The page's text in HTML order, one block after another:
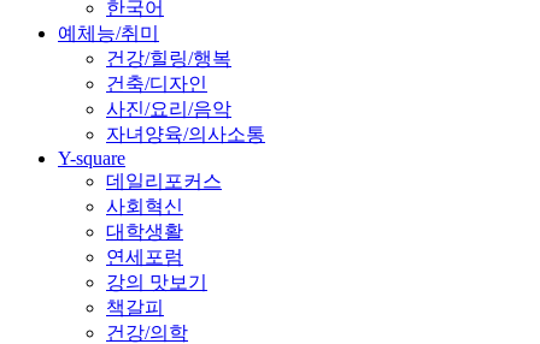
한국어
예체능/취미
건강/힐링/행복
건축/디자인
사진/요리/음악
자녀양육/의사소통
Y-square
데일리포커스
사회혁신
대학생활
연세포럼
강의 맛보기
책갈피
건강/의학